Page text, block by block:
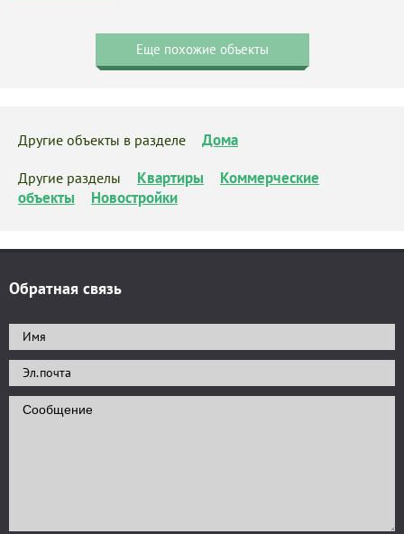
Еще похожие объекты
Другие объекты в разделе Дома
Другие разделы Квартиры
Коммерческие
объекты
Новостройки
Обратная связь